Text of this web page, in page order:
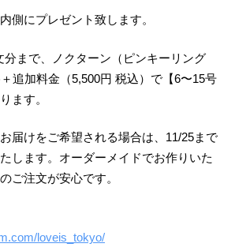
側にプレゼント致します。
分まで、ノクターン（ピンキーリング
追加料金（5,500円 税込）で【6〜15号
ます。
届けをご希望される場合は、11/25まで
します。オーダーメイドでお作りいた
ご注文が安心です。
loveis_tokyo/